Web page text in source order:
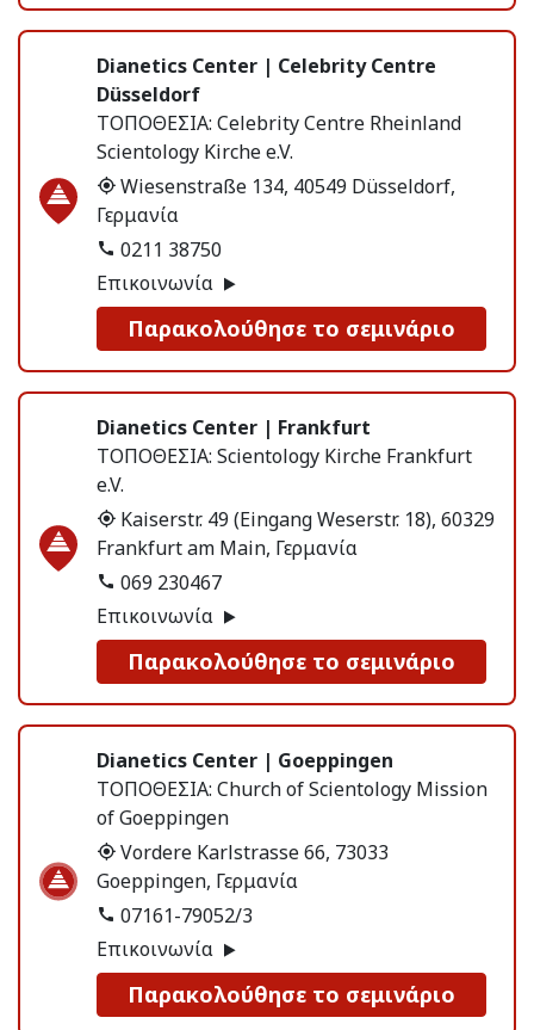
Dianetics Center | Celebrity Centre
Düsseldorf
ΤΟΠΟΘΕΣΙΑ: Celebrity Centre Rheinland
Scientology Kirche e.V.
Wiesenstraße 134, 40549 Düsseldorf,
Γερμανία
0211 38750
Επικοινωνία
Παρακολούθησε το σεμινάριο
Dianetics Center | Frankfurt
ΤΟΠΟΘΕΣΙΑ: Scientology Kirche Frankfurt
e.V.
Kaiserstr. 49 (Eingang Weserstr. 18), 60329
Frankfurt am Main, Γερμανία
069 230467
Επικοινωνία
Παρακολούθησε το σεμινάριο
Dianetics Center | Goeppingen
ΤΟΠΟΘΕΣΙΑ: Church of Scientology Mission
of Goeppingen
Vordere Karlstrasse 66, 73033
Goeppingen, Γερμανία
07161-79052/3
Επικοινωνία
Παρακολούθησε το σεμινάριο